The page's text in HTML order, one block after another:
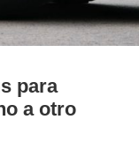
para
a otro